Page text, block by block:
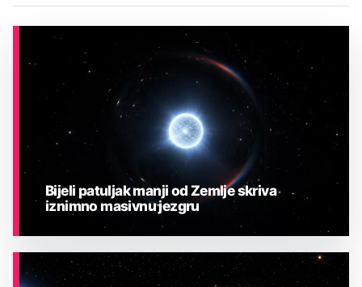
ASTRONOMIJA
Bijeli patuljak manji od Zemlje skriva
iznimno masivnu jezgru